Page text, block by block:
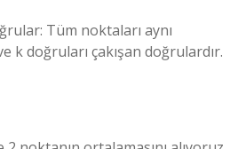
Tüm noktaları aynı
k doğruları çakışan doğrulardır.